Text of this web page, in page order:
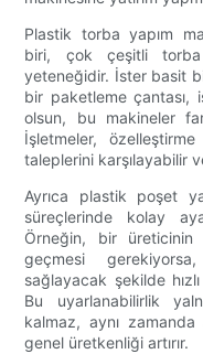
Plastik torba yapım
biri, çok çeşitli torba
yeteneğidir. İster basit
bir paketleme çantası,
olsun, bu makineler
İşletmeler,
taleplerini karşılayabilir
Ayrıca plastik poşet
süreçlerinde kolay
Örneğin, bir
geçmesi
sağlayacak şekilde
Bu uyarlanabilirlik
kalmaz, aynı
genel üretkenliği artırır.